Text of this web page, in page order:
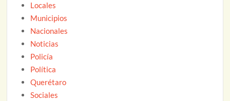
Locales
Municipios
Nacionales
Noticias
Policía
Política
Querétaro
Sociales